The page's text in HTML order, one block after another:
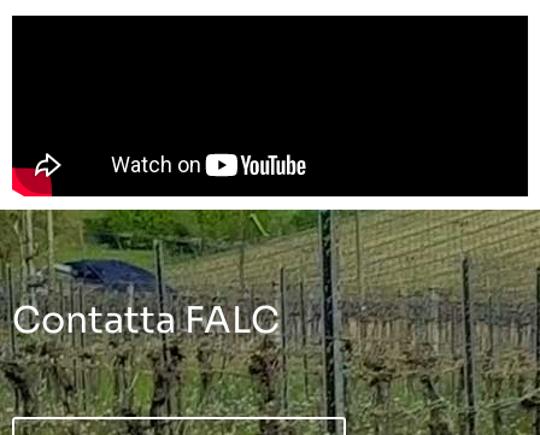
Contatta FALC